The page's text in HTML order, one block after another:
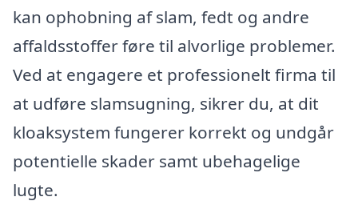
kan ophobning af slam, fedt og andre
affaldsstoffer føre til alvorlige problemer.
Ved at engagere et professionelt firma til
at udføre slamsugning, sikrer du, at dit
kloaksystem fungerer korrekt og undgår
potentielle skader samt ubehagelige
lugte.